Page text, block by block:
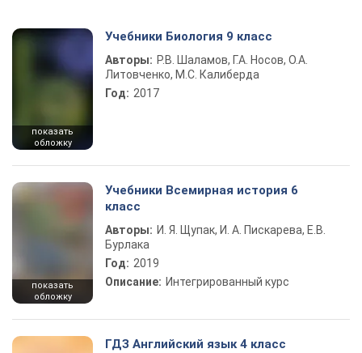
показать
обложку
Учебники Биология 9 класс
Авторы: Р.В. Шаламов, Г.А. Носов, О.А.
Литовченко, М.С. Калиберда
Год: 2017
показать
обложку
Учебники Всемирная история 6
класс
Авторы: И. Я. Щупак, И. А. Пискарева, Е.В.
Бурлака
Год: 2019
Описание: Интегрированный курс
ГДЗ Английский язык 4 класс